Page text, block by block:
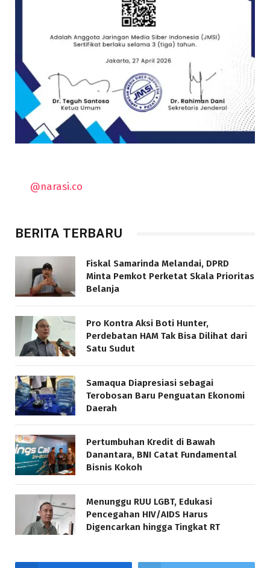
@narasi.co
BERITA TERBARU
Fiskal Samarinda Melandai, DPRD
Minta Pemkot Perketat Skala Prioritas
Belanja
Pro Kontra Aksi Boti Hunter,
Perdebatan HAM Tak Bisa Dilihat dari
Satu Sudut
Samaqua Diapresiasi sebagai
Terobosan Baru Penguatan Ekonomi
Daerah
Pertumbuhan Kredit di Bawah
Danantara, BNI Catat Fundamental
Bisnis Kokoh
Menunggu RUU LGBT, Edukasi
Pencegahan HIV/AIDS Harus
Digencarkan hingga Tingkat RT